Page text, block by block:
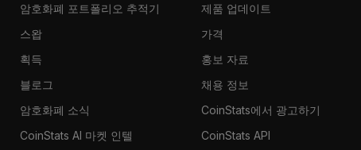
암호화폐 포트폴리오 추적기
스왑
획득
블로그
암호화폐 소식
CoinStats AI 마켓 인텔
제품 업데이트
가격
홍보 자료
채용 정보
CoinStats에서 광고하기
CoinStats API